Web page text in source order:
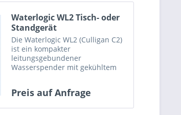
Waterlogic WL2 Tisch- oder
Standgerät
Die Waterlogic WL2 (Culligan C2)
ist ein kompakter
leitungsgebundener
Wasserspender mit gekühltem
und Arztpraxen.
Preis auf Anfrage